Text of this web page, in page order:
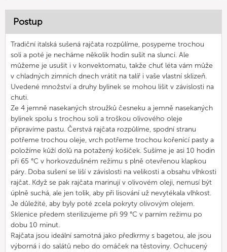
Postup
Tradiční italská sušená rajčata rozpůlíme, posypeme trochou
soli a poté je necháme několik hodin sušit na slunci. Ale
můžeme je usušit i v konvektomatu, takže chuť léta vám může
v chladných zimních dnech vrátit na talíř i vaše vlastní sklizeň.
Uvedené množství a druhy bylinek se mohou lišit v závislosti na
chuti.
Ze 4 jemně nasekaných stroužků česneku a jemně nasekaných
bylinek spolu s trochou soli a troškou olivového oleje
připravíme pastu. Čerstvá rajčata rozpůlíme, spodní stranu
potřeme trochou oleje, vrch potřeme trochou kořenící pasty a
položíme kůží dolů na potažený košíček. Sušíme je asi 10 hodin
při 65 °C v horkovzdušném režimu s plně otevřenou klapkou
páry. Doba sušení se liší v závislosti na velikosti a obsahu vlhkosti
rajčat. Když se pak rajčata marinují v olivovém oleji, nemusí být
úplně suchá, ale jen tolik, aby při lisování už nevytékala vlhkost.
Je důležité, aby byly poté zcela pokryty olivovým olejem.
Sklenice předem sterilizujeme při 99 °C v parním režimu po
dobu 10 minut.
Rajčata jsou ideální samotná jako předkrmy s bagetou, ale jsou
výborná i do salátů nebo do omáček na těstoviny. Ochucený